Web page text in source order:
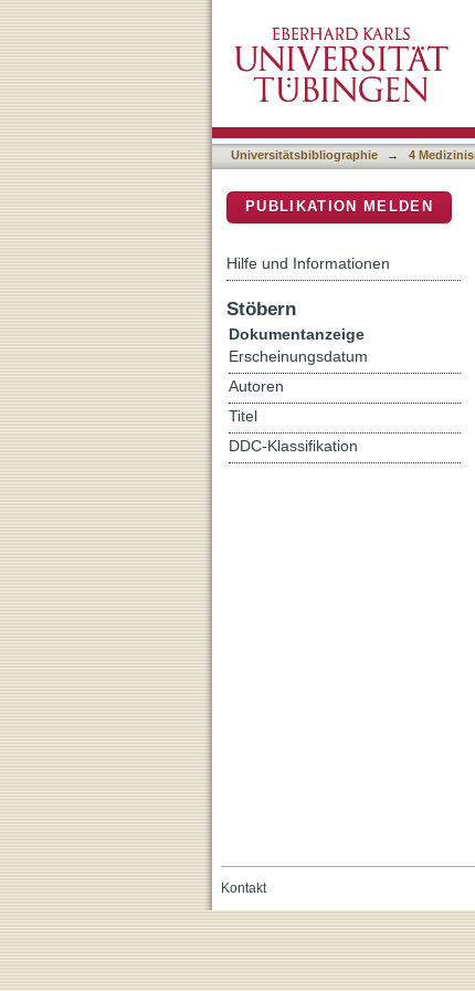
Impact of Mantle Cell
High-Dose
Universitätsbibliographie → 4
PUBLIKATION MELDEN
Hilfe und Informationen
Stöbern
Dokumentanzeige
Erscheinungsdatum
Autoren
Titel
DDC-Klassifikation
Kontakt